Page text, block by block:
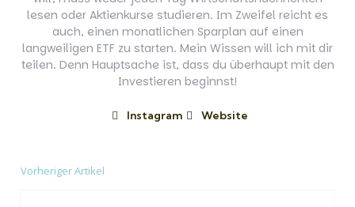
lesen oder Aktienkurse studieren. Im Zweifel reicht es
auch, einen monatlichen Sparplan auf einen
langweiligen ETF zu starten. Mein Wissen will ich mit dir
teilen. Denn Hauptsache ist, dass du überhaupt mit den
Investieren beginnst!
Instagram Website
PostVorheriger Artikel